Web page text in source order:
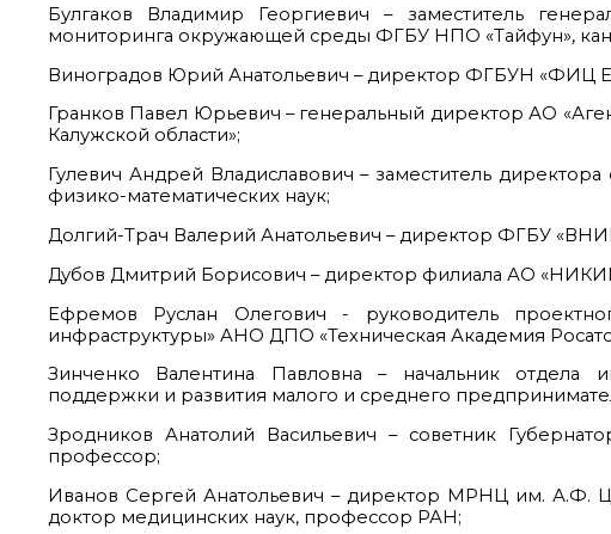
Булгаков Владимир Георгиевич – заместитель
мониторинга окружающей среды ФГБУ НПО «Тайфун»,
Виноградов Юрий Анатольевич – директор ФГБУН «ФИЦ
Гранков Павел Юрьевич – генеральный директор АО
Калужской области»;
Гулевич Андрей Владиславович – заместитель
физико-математических наук;
Долгий-Трач Валерий Анатольевич – директор ФГБУ
Дубов Дмитрий Борисович – директор филиала АО
Ефремов Руслан Олегович - руководитель
инфраструктуры» АНО ДПО «Техническая Академия
Зинченко Валентина Павловна – начальник отдела
поддержки и развития малого и среднего
Зродников Анатолий Васильевич – советник
профессор;
Иванов Сергей Анатольевич – директор МРНЦ им. А.Ф.
доктор медицинских наук, профессор РАН;